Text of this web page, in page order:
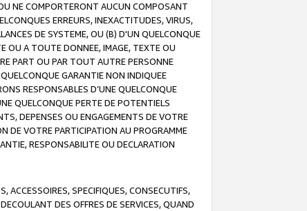
NE COMPORTERONT AUCUN COMPOSANT
ERREURS, INEXACTITUDES, VIRUS,
DE SYSTEME, OU (B) D'UN QUELCONQUE
OU A TOUTE DONNEE, IMAGE, TEXTE OU
PART OU PAR TOUT AUTRE PERSONNE
GARANTIE NON INDIQUEE
RESPONSABLES D’UNE QUELCONQUE
QUELCONQUE PERTE DE POTENTIELS
DEPENSES OU ENGAGEMENTS DE VOTRE
DE VOTRE PARTICIPATION AU PROGRAMME
RESPONSABILITE OU DECLARATION
ACCESSOIRES, SPECIFIQUES, CONSECUTIFS,
DES OFFRES DE SERVICES, QUAND